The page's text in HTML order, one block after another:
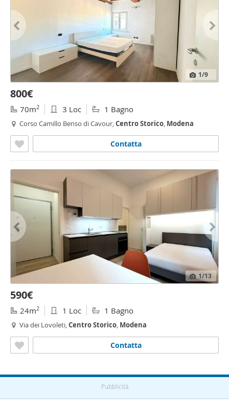
1/9
800€
70m2 3 Loc 1 Bagno
Corso Camillo Benso di Cavour,CentroStorico, Modena
Contatta
1/13
590€
24m2 1 Loc 1 Bagno
Via dei Lovoleti,CentroStorico, Modena
Contatta
Pubblicità